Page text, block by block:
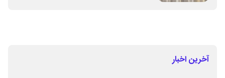
آخرین اخبار